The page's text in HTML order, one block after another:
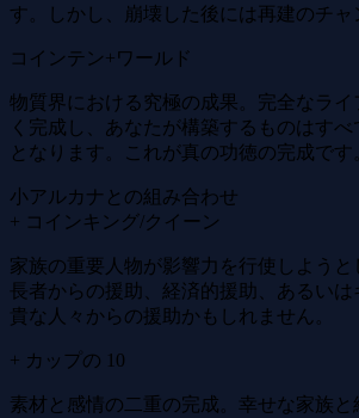
す。しかし、崩壊した後には再建のチャ
コインテン+ワールド
物質界における究極の成果。完全なライ
く完成し、あなたが構築するものはす
となります。これが真の功徳の完成です
小アルカナとの組み合わせ
+ コインキング/クイーン
家族の重要人物が影響力を行使しようと
長者からの援助、経済的援助、あるい
貴な人々からの援助かもしれません。
+ カップの 10
素材と感情の二重の完成。幸せな家族と